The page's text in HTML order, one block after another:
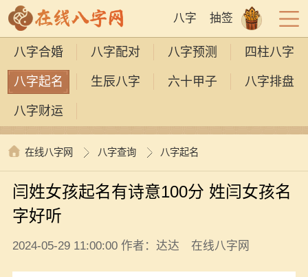
八字 抽签
八字合婚 八字配对 八字预测 四柱八字
八字起名 生辰八字 六十甲子 八字排盘
八字财运
在线八字网 八字查询 八字起名
闫姓女孩起名有诗意100分 姓闫女孩名
字好听
2024-05-29 11:00:00 作者：达达 在线八字网